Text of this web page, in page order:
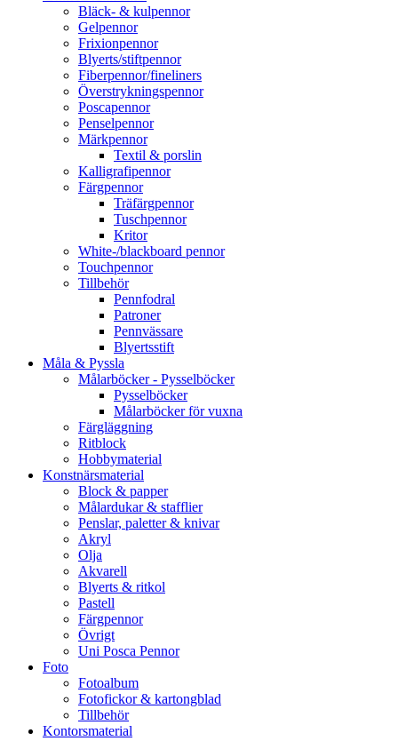
Bläck- & kulpennor
Gelpennor
Frixionpennor
Blyerts/stiftpennor
Fiberpennor/fineliners
Överstrykningspennor
Poscapennor
Penselpennor
Märkpennor
Textil & porslin
Kalligrafipennor
Färgpennor
Träfärgpennor
Tuschpennor
Kritor
White-/blackboard pennor
Touchpennor
Tillbehör
Pennfodral
Patroner
Pennvässare
Blyertsstift
Måla & Pyssla
Målarböcker - Pysselböcker
Pysselböcker
Målarböcker för vuxna
Färgläggning
Ritblock
Hobbymaterial
Konstnärsmaterial
Block & papper
Målardukar & stafflier
Penslar, paletter & knivar
Akryl
Olja
Akvarell
Blyerts & ritkol
Pastell
Färgpennor
Övrigt
Uni Posca Pennor
Foto
Fotoalbum
Fotofickor & kartongblad
Tillbehör
Kontorsmaterial